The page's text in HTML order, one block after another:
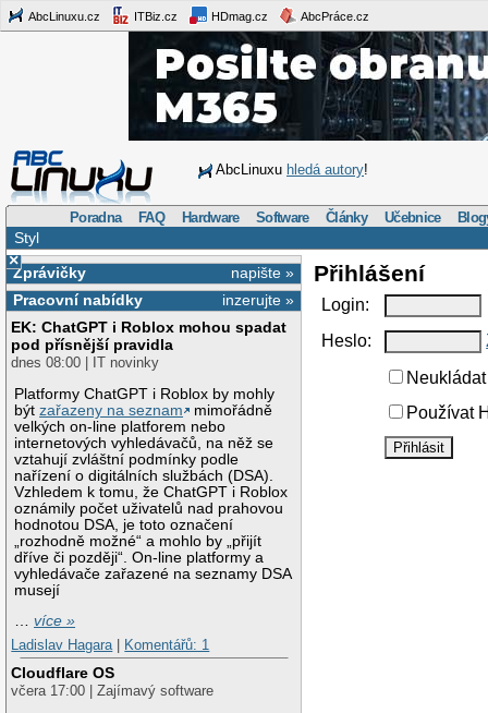
AbcLinuxu.cz ITBiz.cz HDmag.cz AbcPráce.cz
AbcLinuxu hledá autory!
Poradna FAQ Hardware Software Články Učebnice
Styl
×
napište »
Zprávičky
inzerujte »
Pracovní nabídky
EK: ChatGPT i Roblox mohou spadat
pod přísnější pravidla
dnes 08:00 | IT novinky
Platformy ChatGPT i Roblox by mohly
býtzařazeny na seznam
mimořádně
velkých on-line platforem nebo
internetových vyhledávačů, na něž se
vztahují zvláštní podmínky podle
nařízení o digitálních službách (DSA).
Vzhledem k tomu, že ChatGPT i Roblox
oznámily počet uživatelů nad prahovou
hodnotou DSA, je toto označení
„rozhodně možné“ a mohlo by „přijít
dříve či později“. On-line platformy a
vyhledávače zařazené na seznamy DSA
musejí
…více »
Ladislav Hagara
Komentářů: 1
Cloudflare OS
včera 17:00 | Zajímavý software
Přihlášení
Login:
Heslo:
Používat